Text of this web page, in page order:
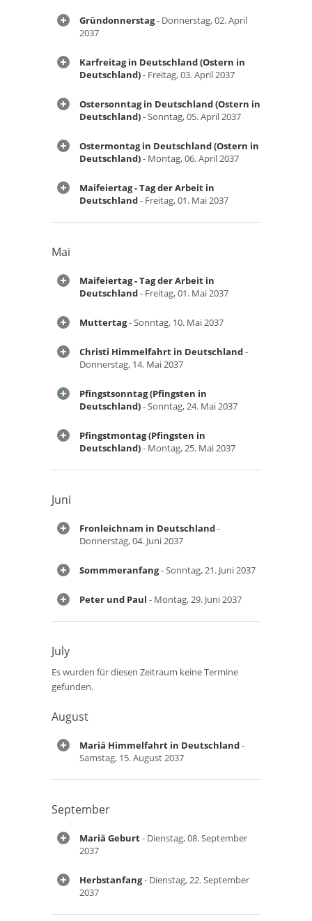
Gründonnerstag- Donnerstag, 02. April
2037
Karfreitag in Deutschland (Ostern in
Deutschland)- Freitag, 03. April 2037
Ostersonntag in Deutschland (Ostern in
Deutschland)- Sonntag, 05. April 2037
Ostermontag in Deutschland (Ostern in
Deutschland)- Montag, 06. April 2037
Maifeiertag - Tag der Arbeit in
Deutschland- Freitag, 01. Mai 2037
Mai
Maifeiertag - Tag der Arbeit in
Deutschland- Freitag, 01. Mai 2037
Muttertag- Sonntag, 10. Mai 2037
Christi Himmelfahrt in Deutschland-
Donnerstag, 14. Mai 2037
Pfingstsonntag (Pfingsten in
Deutschland)- Sonntag, 24. Mai 2037
Pfingstmontag (Pfingsten in
Deutschland)- Montag, 25. Mai 2037
Juni
Fronleichnam in Deutschland-
Donnerstag, 04. Juni 2037
Sommmeranfang- Sonntag, 21. Juni 2037
Peter und Paul - Montag, 29. Juni 2037
July
Es wurden für diesen Zeitraum keine Termine
gefunden.
August
Mariä Himmelfahrt in Deutschland-
Samstag, 15. August 2037
September
Mariä Geburt- Dienstag, 08. September
2037
Herbstanfang- Dienstag, 22. September
2037